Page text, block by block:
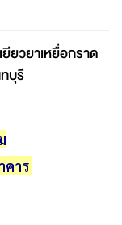
ยียวยาเหยื่อกราด
บุรี
คาร